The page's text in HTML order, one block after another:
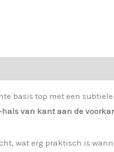
basis top met een
hals van kant aan de
wat erg praktisch is